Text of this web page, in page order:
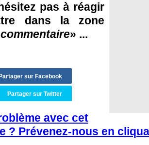
pas à réagir
dans la zone
» ...
Partager sur Facebook
Partager sur Twitter
avec cet
? Prévenez-nous en